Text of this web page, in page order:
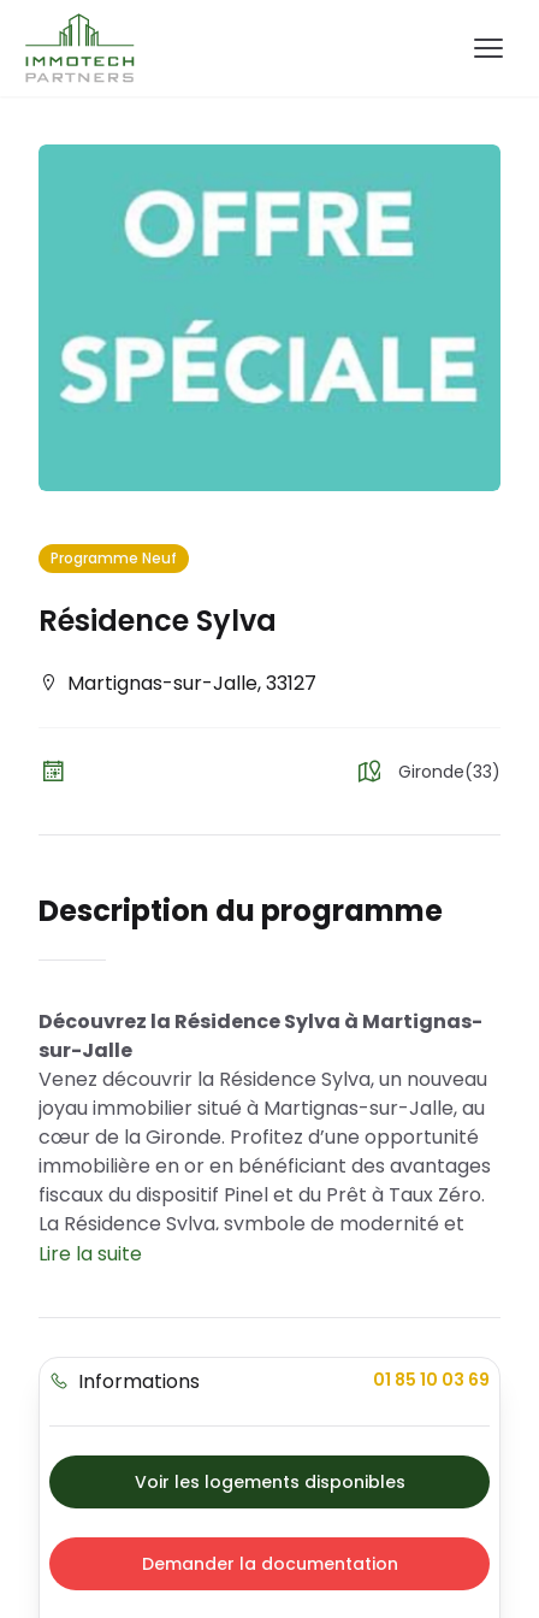
Programme Neuf
Résidence Sylva
Martignas-sur-Jalle,33127
Gironde(33)
Description du programme
Découvrez la Résidence Sylva à Martignas-
sur-Jalle
Venez découvrir la Résidence Sylva, un nouveau
joyau immobilier situé à Martignas-sur-Jalle, au
cœur de la Gironde. Profitez d’une opportunité
immobilière en or en bénéficiant des avantages
fiscaux du dispositif Pinel et du Prêt à Taux Zéro.
La Résidence Sylva, symbole de modernité et
d’élégance, offre une large gamme de
à Martignas-sur-Jalle
La ville de Martignas-sur-Jalle est un lieu de vie
commune à taille humaine. Sécurité, espaces
extérieurs, cadre de vie harmonieux, tout est
réuni pour une qualité de vie inégalée. Proche de
toutes commodités, transports, écoles, services
de santé, commerces et espaces de loisirs, la
Lire la suite
Informations 01 85 10 03 69
Voir les logements disponibles
Demander la documentation